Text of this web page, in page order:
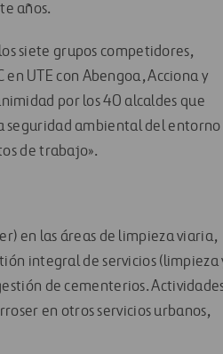
años.
siete grupos competidores,
UTE con Abengoa, Acciona y
por los 40 alcaldes que
seguridad ambiental del entorno
de trabajo».
en las áreas de limpieza viaria,
integral de servicios (limpieza
de cementerios.
en otros servicios urbanos,